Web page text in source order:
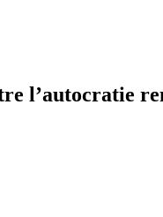
l’autocratie